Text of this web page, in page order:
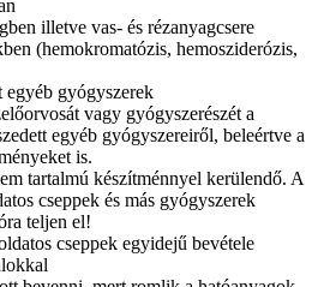
illetve vas- és rézanyagcsere
(hemokromatózis, hemosziderózis,
egyéb gyógyszerek
vagy gyógyszerészét a
egyéb gyógyszereiről, beleértve a
is.
tartalmú készítménnyel kerülendő. A
cseppek és más gyógyszerek
teljen el!
cseppek egyidejű bevétele